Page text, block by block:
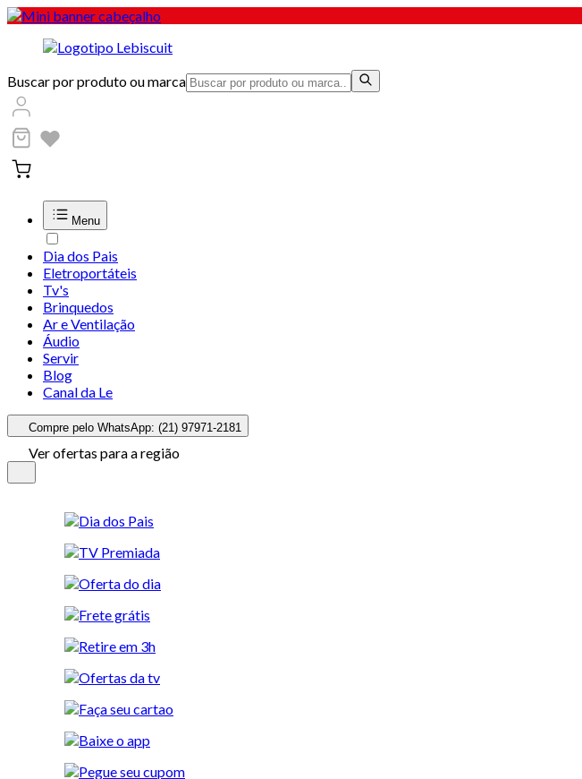
Buscar por produto ou marca
Menu
Dia dos Pais
Eletroportáteis
Tv's
Brinquedos
Ar e Ventilação
Áudio
Servir
Blog
Canal da Le
Compre pelo WhatsApp: (21) 97971-2181
Ver ofertas para a região